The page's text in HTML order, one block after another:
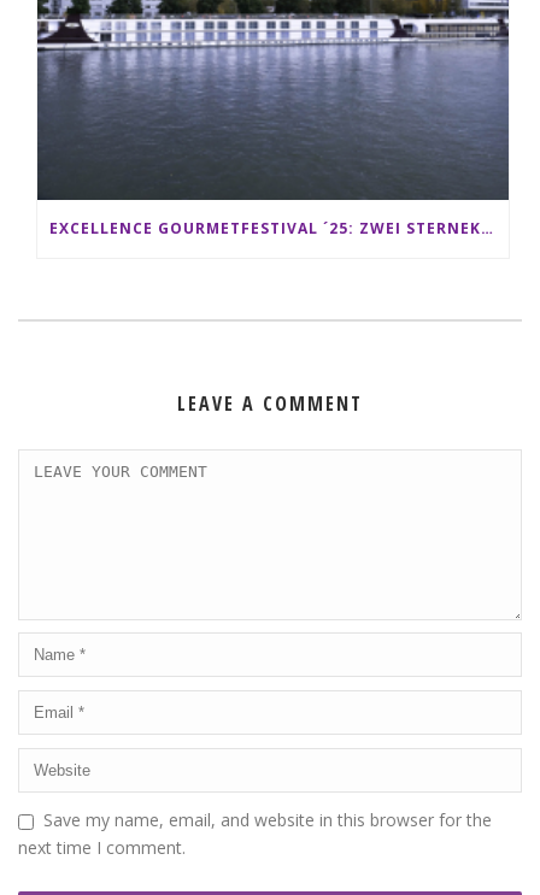
EXCELLENCE GOURMETFESTIVAL ´25: ZWEI STERNEKÖCHE ANTONIO GUIDA & DARIO MORESCO VERWÖHNEN IHRE GÄSTE AUF EINER LUXERIÖSEN SCHIFFSREISE
LEAVE A COMMENT
Save my name, email, and website in this browser for the
next time I comment.